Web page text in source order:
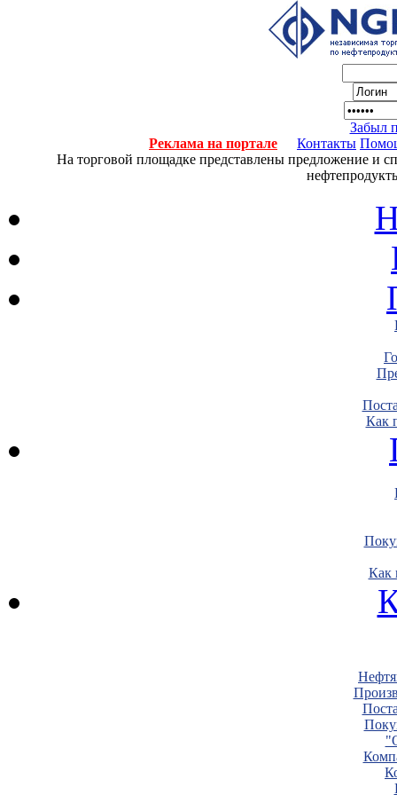
Забыл
Реклама на портале
Контакты
На торговой площадке представлены предложение и
Как
Как